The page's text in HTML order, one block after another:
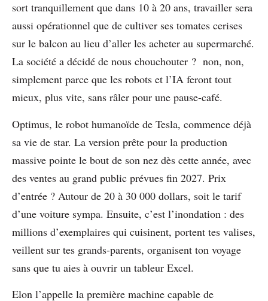
sort tranquillement que dans 10 à 20 ans, travailler sera
aussi opérationnel que de cultiver ses tomates cerises
sur le balcon au lieu d’aller les acheter au supermarché.
La société a décidé de nous chouchouter ? non, non,
simplement parce que les robots et l’IA feront tout
mieux, plus vite, sans râler pour une pause-café.
Optimus, le robot humanoïde de Tesla, commence déjà
sa vie de star. La version prête pour la production
massive pointe le bout de son nez dès cette année, avec
des ventes au grand public prévues fin 2027. Prix
d’entrée ? Autour de 20 à 30 000 dollars, soit le tarif
d’une voiture sympa. Ensuite, c’est l’inondation : des
millions d’exemplaires qui cuisinent, portent tes valises,
veillent sur tes grands-parents, organisent ton voyage
sans que tu aies à ouvrir un tableur Excel.
Elon l’appelle la première machine capable de